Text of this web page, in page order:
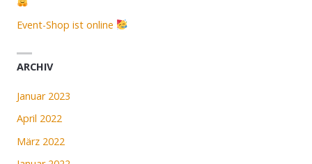
Event-Shop ist online
ARCHIV
Januar 2023
April 2022
März 2022